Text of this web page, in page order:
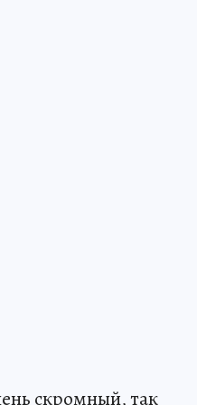
скромный, так